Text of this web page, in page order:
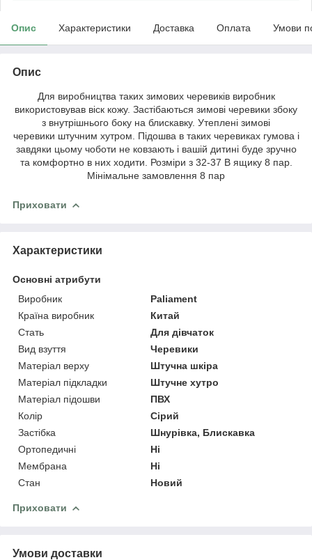
Опис Характеристики Доставка Оплата Умови
Опис
Для виробництва таких зимових черевиків виробник
використовував віск кожу. Застібаються зимові черевики збоку
з внутрішнього боку на блискавку. Утеплені зимові
черевики штучним хутром. Підошва в таких черевиках гумова і
завдяки цьому чоботи не ковзають і вашій дитині буде зручно
та комфортно в них ходити. Розміри з 32-37 В ящику 8 пар.
Мінімальне замовлення 8 пар
Приховати
Характеристики
Основні атрибути
Виробник
Paliament
Країна виробник
Китай
Стать
Для дівчаток
Вид взуття
Черевики
Матеріал верху
Штучна шкіра
Матеріал підкладки
Штучне хутро
Матеріал підошви
ПВХ
Колір
Сірий
Застібка
Шнурівка, Блискавка
Ортопедичні
Ні
Мембрана
Ні
Стан
Новий
Приховати
Умови доставки